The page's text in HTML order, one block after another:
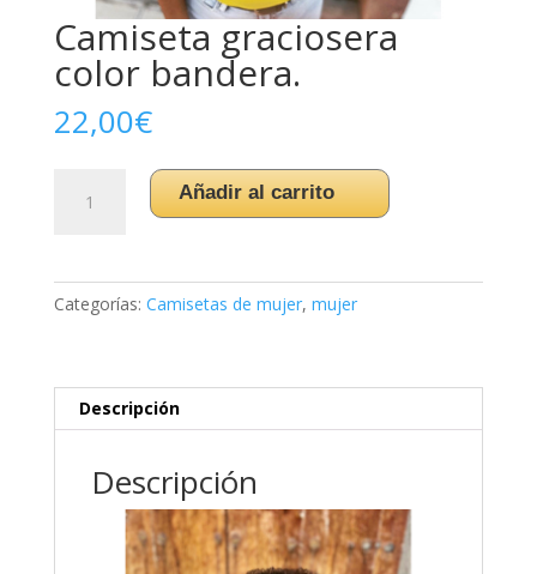
Camiseta graciosera
color bandera.
22,00€
graciosera
cantidad
Añadir al carrito
Categorías: Camisetas de mujer, mujer
Descripción
Descripción